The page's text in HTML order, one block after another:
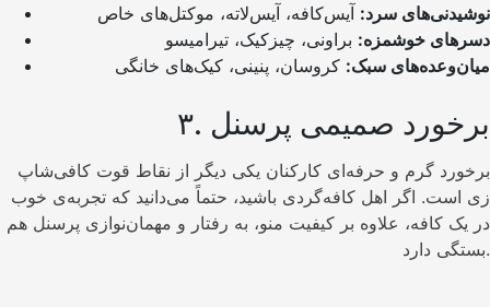
نوشیدنی‌های سرد: آیس‌کافه، آیس‌لاته، موکتل‌های خاص
دسرهای خوشمزه: براونی، چیزکیک، تیرامیسو
میان‌وعده‌های سبک: کروسان، پنینی، کیک‌های خانگی
۳. برخورد صمیمی پرسنل
برخورد گرم و حرفه‌ای کارکنان یکی دیگر از نقاط قوت کافی‌شاپ
زی است. اگر اهل کافه‌گردی باشید، حتماً می‌دانید که تجربه‌ی خوب
در یک کافه، علاوه بر کیفیت منو، به رفتار و مهمان‌نوازی پرسنل هم
بستگی دارد.